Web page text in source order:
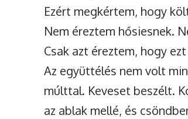
Ezért megkértem, hogy
Nem éreztem hősiesnek.
Csak azt éreztem, hogy
Az együttélés nem volt
múlttal. Keveset beszélt.
az ablak mellé, és